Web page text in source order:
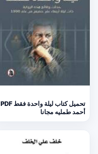
تحميل كتاب ليلة واحدة فقط PDF
أحمد طمليه مجانا